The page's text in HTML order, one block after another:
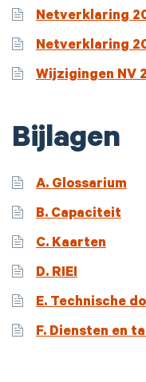
Netverklaring
Netverklaring
Wijzigingen NV
Bijlagen
A. Glossarium
B. Capaciteit
C. Kaarten
D. RIEI
E. Technische
F. Diensten en